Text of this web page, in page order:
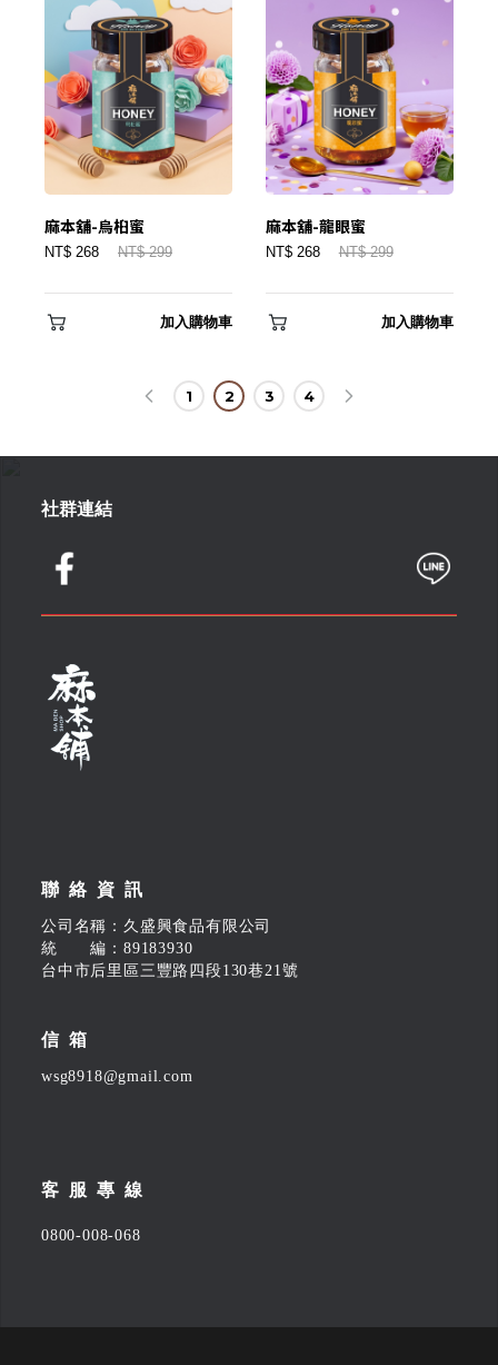
麻本舖-烏桕蜜
NT$ 268 NT$ 299
加入購物車
麻本舖-龍眼蜜
NT$ 268 NT$ 299
加入購物車
1 2 3 4
社群連結
聯絡資訊
公司名稱：久盛興食品有限公司
統 編：89183930
台中市后里區三豐路四段130巷21號
信箱
wsg8918@gmail.com
客服專線
0800-008-068